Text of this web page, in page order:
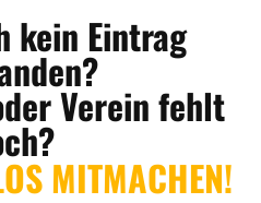
kein Eintrag
Verein fehlt
MITMACHEN!